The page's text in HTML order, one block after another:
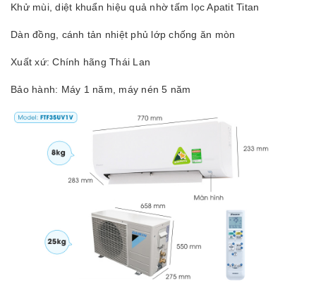
Khử mùi, diệt khuẩn hiệu quả nhờ tấm lọc Apatit Titan
Dàn đồng, cánh tản nhiệt phủ lớp chống ăn mòn
Xuất xứ: Chính hãng Thái Lan
Bảo hành: Máy 1 năm, máy nén 5 năm